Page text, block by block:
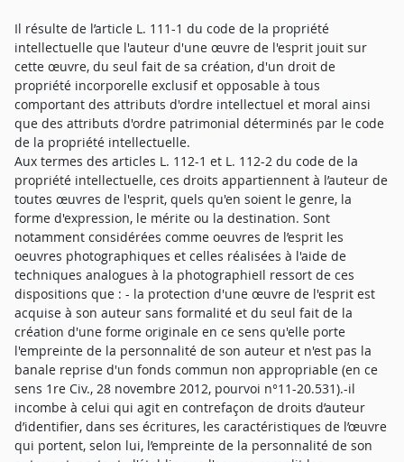
Il résulte de l’article L. 111-1 du code de la propriété
intellectuelle que l'auteur d'une œuvre de l'esprit jouit sur
cette œuvre, du seul fait de sa création, d'un droit de
propriété incorporelle exclusif et opposable à tous
comportant des attributs d'ordre intellectuel et moral ainsi
que des attributs d'ordre patrimonial déterminés par le code
de la propriété intellectuelle.
Aux termes des articles L. 112-1 et L. 112-2 du code de la
propriété intellectuelle, ces droits appartiennent à l’auteur de
toutes œuvres de l'esprit, quels qu'en soient le genre, la
forme d'expression, le mérite ou la destination. Sont
notamment considérées comme oeuvres de l’esprit les
oeuvres photographiques et celles réalisées à l'aide de
techniques analogues à la photographieIl ressort de ces
dispositions que : - la protection d'une œuvre de l'esprit est
acquise à son auteur sans formalité et du seul fait de la
création d'une forme originale en ce sens qu'elle porte
l'empreinte de la personnalité de son auteur et n'est pas la
banale reprise d'un fonds commun non appropriable (en ce
sens 1re Civ., 28 novembre 2012, pourvoi n°11-20.531).-il
incombe à celui qui agit en contrefaçon de droits d’auteur
d’identifier, dans ses écritures, les caractéristiques de l’œuvre
qui portent, selon lui, l’empreinte de la personnalité de son